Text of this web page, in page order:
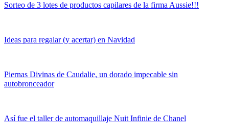
Sorteo de 3 lotes de productos capilares de la firma Aussie!!!
Ideas para regalar (y acertar) en Navidad
Piernas Divinas de Caudalie, un dorado impecable sin
autobronceador
Así fue el taller de automaquillaje Nuit Infinie de Chanel